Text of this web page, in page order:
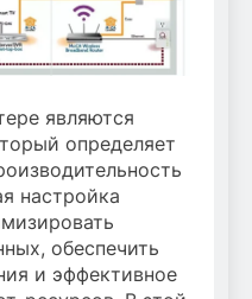
являются
определяет
настройка
обеспечить
и эффективное